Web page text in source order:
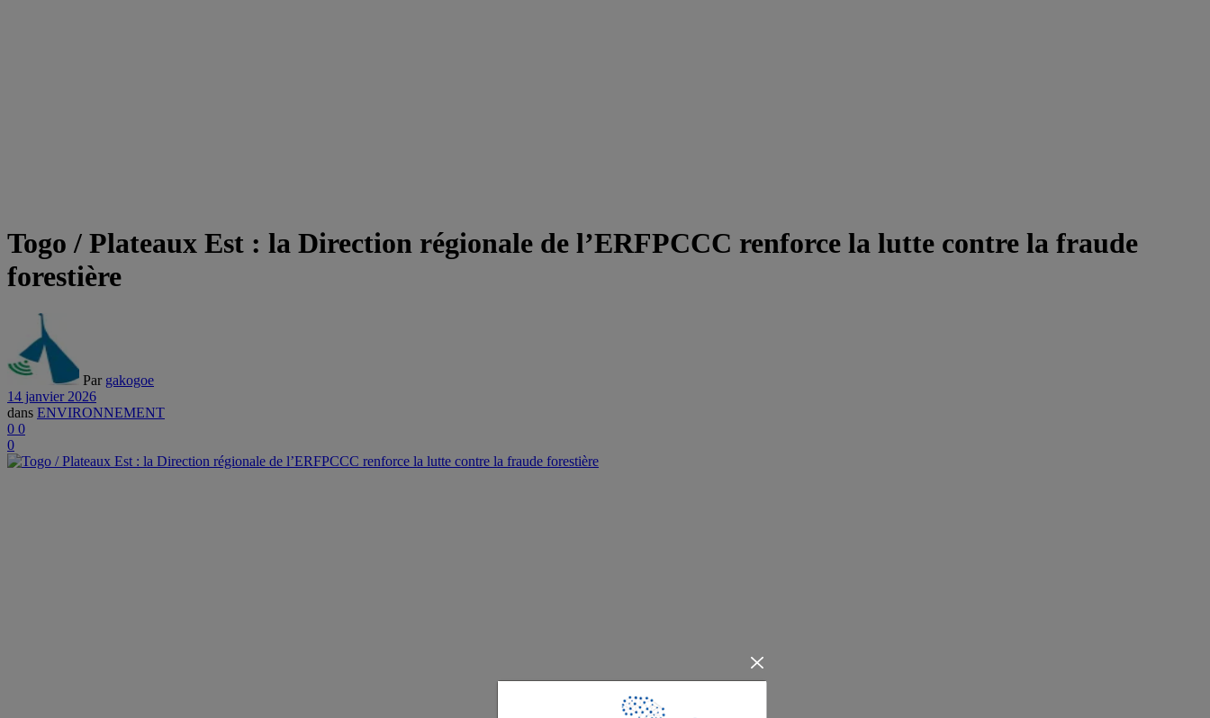
Togo / Plateaux Est : la Direction régionale de l’ERFPCCC renforce la lutte contre la fraude
forestière
Par gakogoe
14 janvier 2026
dans ENVIRONNEMENT
0 0
0